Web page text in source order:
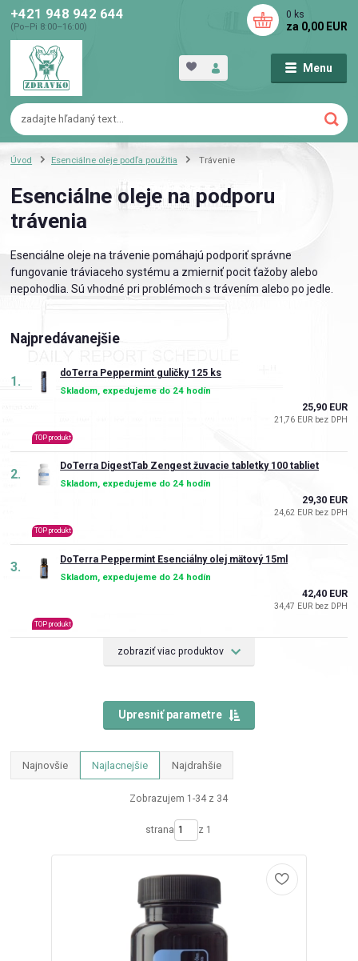
Menu
+421 948 942 644
(Po–Pi 8:00–16:00)
0 ks
za 0,00 EUR
Úvod Esenciálne oleje podľa použitia Trávenie
Esenciálne oleje na podporu
trávenia
Esenciálne oleje na trávenie pomáhajú podporiť správne
fungovanie tráviaceho systému a zmierniť pocit ťažoby alebo
nepohodlia. Sú vhodné pri problémoch s trávením alebo po jedle.
Najpredávanejšie
1.
doTerra Peppermint guličky 125 ks
Skladom, expedujeme do 24 hodín
TOP produkt
25,90 EUR
21,76 EUR bez DPH
2.
DoTerra DigestTab Zengest žuvacie tabletky 100 tabliet
Skladom, expedujeme do 24 hodín
TOP produkt
29,30 EUR
24,62 EUR bez DPH
3.
DoTerra Peppermint Esenciálny olej mätový 15ml
Skladom, expedujeme do 24 hodín
TOP produkt
42,40 EUR
34,47 EUR bez DPH
zobraziť viac produktov
Upresniť parametre
Najnovšie Najlacnejšie Najdrahšie
Zobrazujem 1-34 z 34
strana z 1